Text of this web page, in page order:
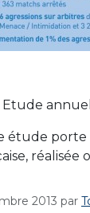
Etude
étude porte
réalisée
2013 par